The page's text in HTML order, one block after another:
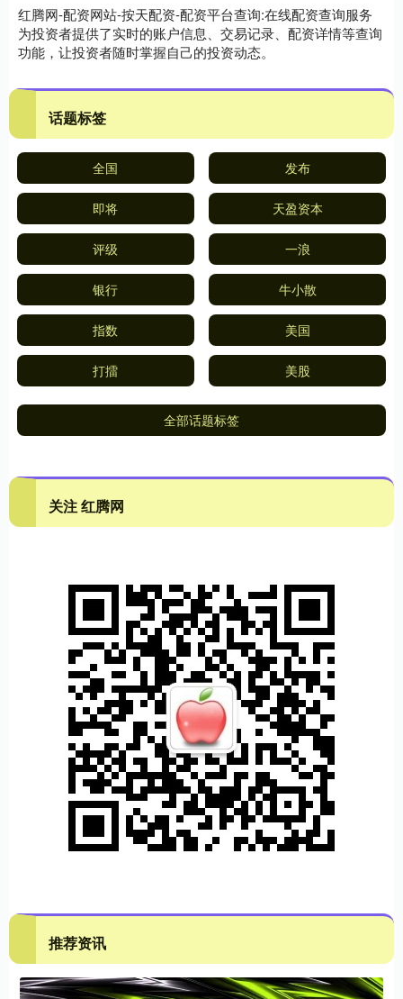
红腾网-配资网站-按天配资-配资平台查询:在线配资查询服务
为投资者提供了实时的账户信息、交易记录、配资详情等查询
功能，让投资者随时掌握自己的投资动态。
话题标签
全国 发布
即将 天盈资本
评级 一浪
银行 牛小散
指数 美国
打擂 美股
全部话题标签
关注 红腾网
推荐资讯